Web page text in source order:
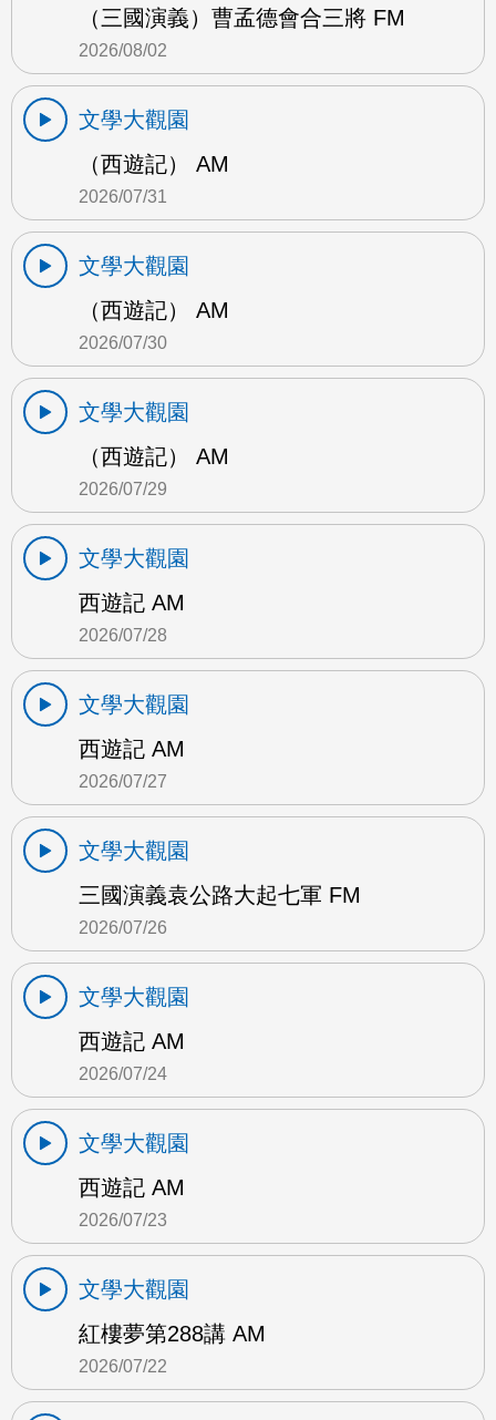
（三國演義）曹孟德會合三將 FM
2026/08/02
文學大觀園
（西遊記） AM
2026/07/31
文學大觀園
（西遊記） AM
2026/07/30
文學大觀園
（西遊記） AM
2026/07/29
文學大觀園
西遊記 AM
2026/07/28
文學大觀園
西遊記 AM
2026/07/27
文學大觀園
三國演義袁公路大起七軍 FM
2026/07/26
文學大觀園
西遊記 AM
2026/07/24
文學大觀園
西遊記 AM
2026/07/23
文學大觀園
紅樓夢第288講 AM
2026/07/22